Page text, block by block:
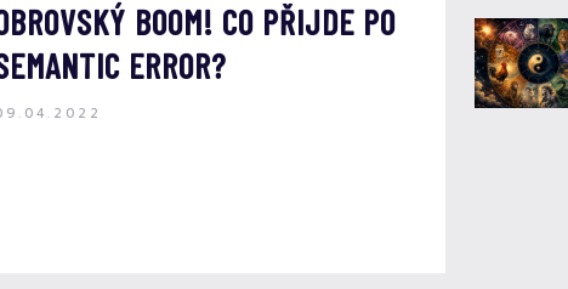
BOOM! CO PŘIJDE PO
ERROR?